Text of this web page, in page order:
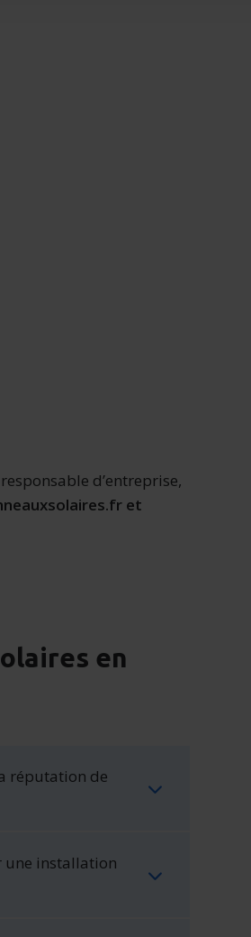
les annonces, d'offrir des
d’entreprise,
et
en
réputation de
une installation